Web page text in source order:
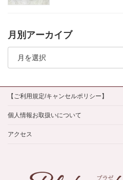
月別アーカイブ
月
イ
ブ
【ご利用規定/キャンセルポリシー】
個人情報お取扱いについて
アクセス